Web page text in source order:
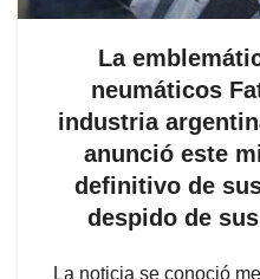
La
neumáticos
industria
anunció este
definitivo de
despido de
La noticia se conoció